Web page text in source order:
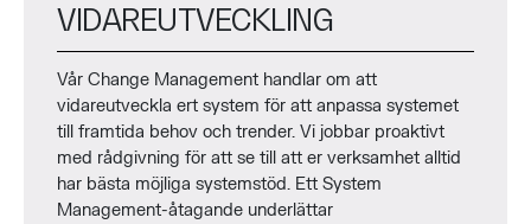
VIDAREUTVECKLING
Vår Change Management handlar om att
vidareutveckla ert system för att anpassa systemet
till framtida behov och trender. Vi jobbar proaktivt
med rådgivning för att se till att er verksamhet alltid
har bästa möjliga systemstöd. Ett System
Management-åtagande underlättar